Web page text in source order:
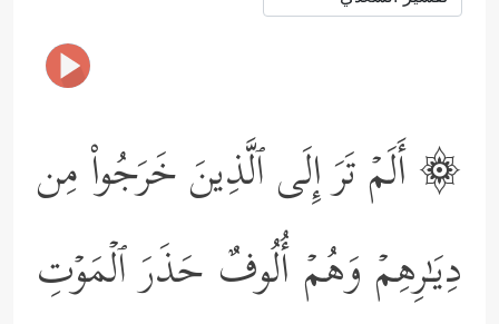
۞ أَلَمۡ تَرَ إِلَى ٱلَّذِینَ خَرَجُواْ مِن
دِیَـٰرِهِمۡ وَهُمۡ أُلُوفٌ حَذَرَ ٱلۡمَوۡتِ